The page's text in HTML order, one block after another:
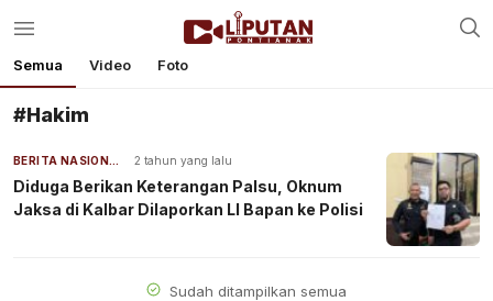
Semua Video Foto
#Hakim
BERITA NASIONAL 2 tahun yang lalu
Diduga Berikan Keterangan Palsu, Oknum
Jaksa di Kalbar Dilaporkan LI Bapan ke Polisi
Sudah ditampilkan semua